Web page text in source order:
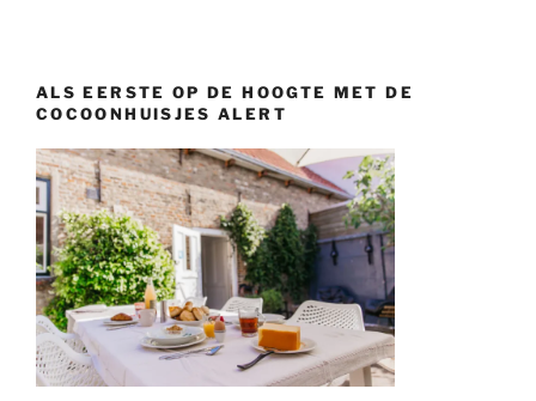
ALS EERSTE OP DE HOOGTE MET DE
COCOONHUISJES ALERT